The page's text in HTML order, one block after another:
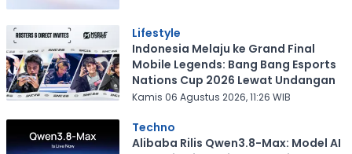
Lifestyle
Indonesia Melaju ke Grand Final
Mobile Legends: Bang Bang Esports
Nations Cup 2026 Lewat Undangan
Kamis 06 Agustus 2026, 11:26 WIB
Techno
Alibaba Rilis Qwen3.8-Max: Model AI